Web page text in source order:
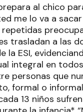
al chico
me lo va a
repetidas
trasladan a las
la ESI,
integral en
personas que
formal o
13 niños